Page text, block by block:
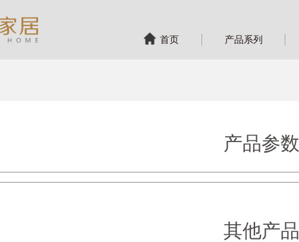
首页 产品系列
产品参数
其他产品